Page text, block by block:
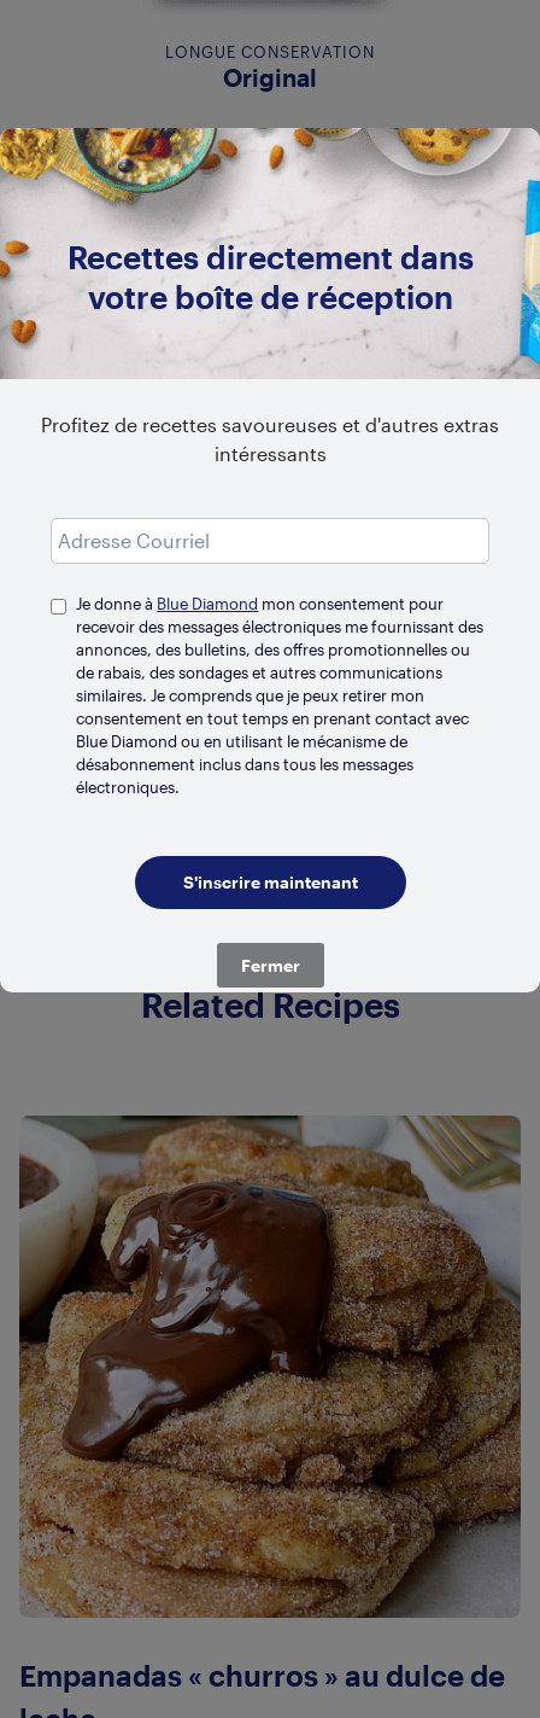
LONGUE CONSERVATION
Original
Related Recipes
Empanadas « churros » au dulce de
Recettes directement dans
votre boîte de réception
Profitez de recettes savoureuses et d'autres extras
intéressants
Je donne à Blue Diamond mon consentement pour
recevoir des messages électroniques me fournissant des
annonces, des bulletins, des offres promotionnelles ou
de rabais, des sondages et autres communications
similaires. Je comprends que je peux retirer mon
consentement en tout temps en prenant contact avec
Blue Diamond ou en utilisant le mécanisme de
désabonnement inclus dans tous les messages
électroniques.
Fermer